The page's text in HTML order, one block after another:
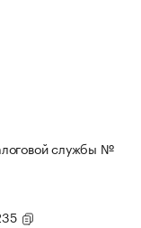
службы №